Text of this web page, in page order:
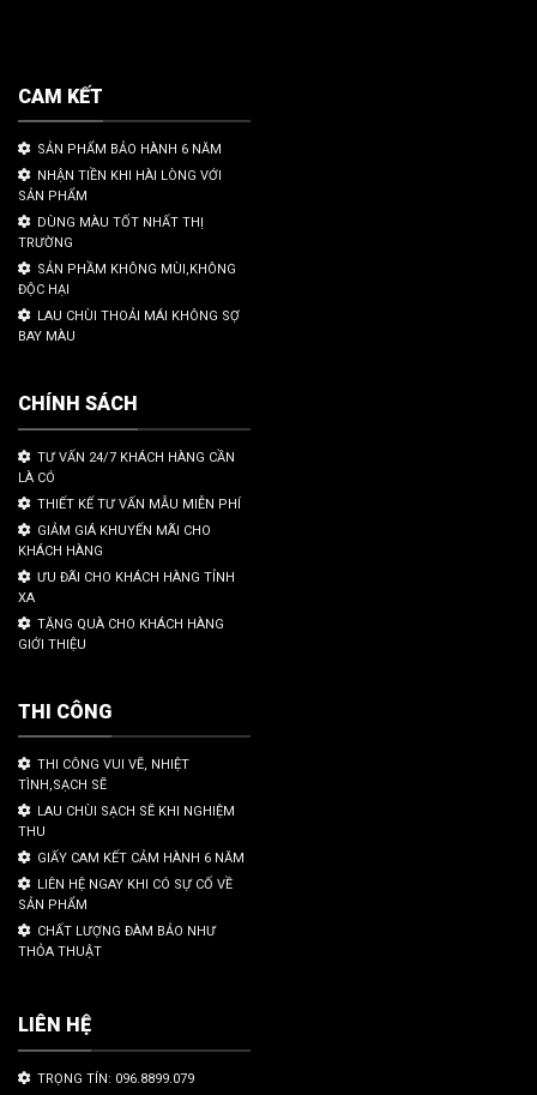
CAM KẾT
SẢN PHẨM BẢO HÀNH 6 NĂM
NHẬN TIỀN KHI HÀI LÒNG VỚI
SẢN PHẨM
DÙNG MÀU TỐT NHẤT THỊ
TRƯỜNG
SẢN PHẦM KHÔNG MÙI,KHÔNG
ĐỘC HẠI
LAU CHÙI THOẢI MÁI KHÔNG SỢ
BAY MÀU
CHÍNH SÁCH
TƯ VẤN 24/7 KHÁCH HÀNG CẦN
LÀ CÓ
THIẾT KẾ TƯ VẤN MẪU MIỄN PHÍ
GIẢM GIÁ KHUYẾN MÃI CHO
KHÁCH HÀNG
ƯU ĐÃI CHO KHÁCH HÀNG TỈNH
XA
TẶNG QUÀ CHO KHÁCH HÀNG
GIỚI THIỆU
THI CÔNG
THI CÔNG VUI VẼ, NHIỆT
TÌNH,SẠCH SẼ
LAU CHÙI SẠCH SẼ KHI NGHIỆM
THU
GIẤY CAM KẾT CẢM HÀNH 6 NĂM
LIÊN HỆ NGAY KHI CÓ SỰ CỐ VỀ
SẢN PHẨM
CHẤT LƯỢNG ĐÀM BẢO NHƯ
THỎA THUẬT
LIÊN HỆ
TRỌNG TÍN: 096.8899.079